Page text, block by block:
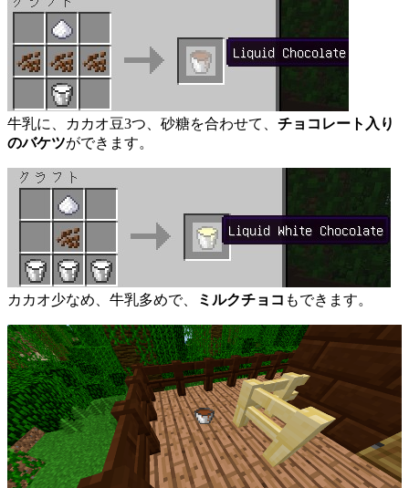
牛乳に、カカオ豆3つ、砂糖を合わせて、 チョコレート入り
のバケツができます。
カカオ少なめ、牛乳多めで、 ミルクチョコ もできます。